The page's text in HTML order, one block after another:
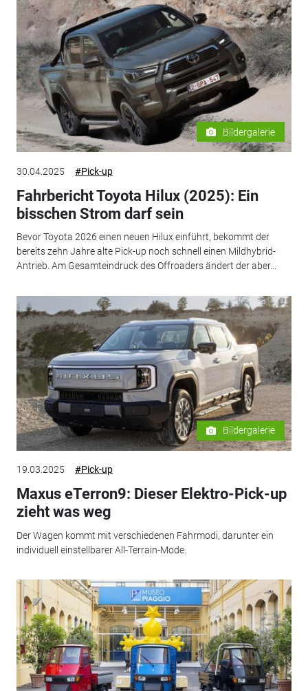
Bildergalerie
30.04.2025 #Pick-up
Fahrbericht Toyota Hilux (2025): Ein
bisschen Strom darf sein
Bevor Toyota 2026 einen neuen Hilux einführt, bekommt der
bereits zehn Jahre alte Pick-up noch schnell einen Mildhybrid-
Antrieb. Am Gesamteindruck des Offroaders ändert der aber...
Bildergalerie
19.03.2025 #Pick-up
Maxus eTerron9: Dieser Elektro-Pick-up
zieht was weg
Der Wagen kommt mit verschiedenen Fahrmodi, darunter ein
individuell einstellbarer All-Terrain-Mode.